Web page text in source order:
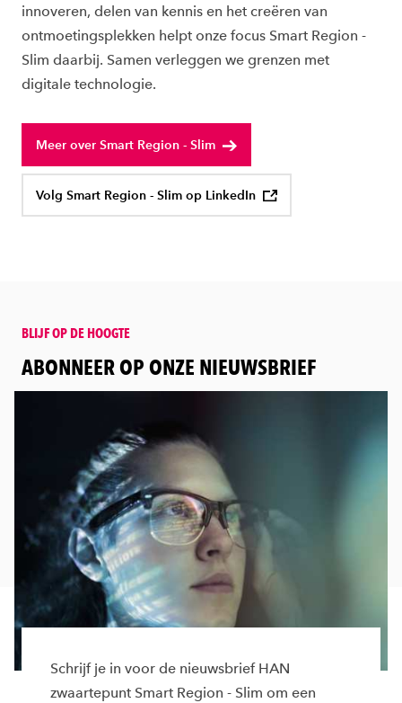
innoveren, delen van kennis en het creëren van
ontmoetingsplekken helpt onze focus Smart Region -
Slim daarbij. Samen verleggen we grenzen met
digitale technologie.
Meer over Smart Region - Slim
Volg Smart Region - Slim op LinkedIn
BLIJF OP DE HOOGTE
:
ABONNEER OP ONZE NIEUWSBRIEF
Schrijf je in voor de nieuwsbrief HAN
zwaartepunt Smart Region - Slim om een